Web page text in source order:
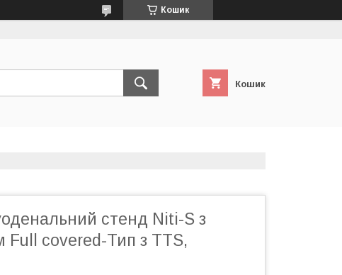
Кошик
Кошик
стенд Niti-S з
Full covered-Тип з TTS,